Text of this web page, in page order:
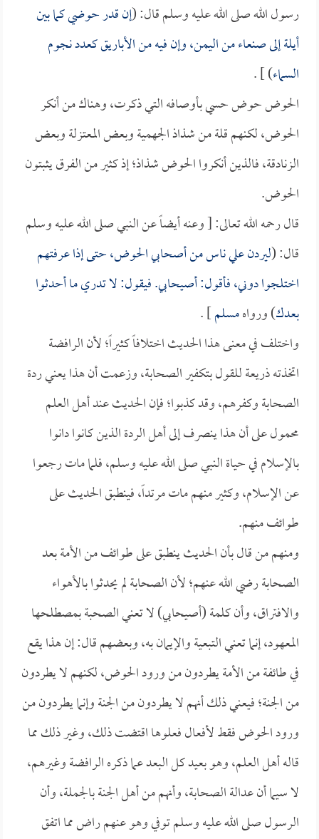
رسول الله صلى الله عليه وسلم قال: (إن قدر حوضي كما بين
أيلة إلى صنعاء من اليمن، وإن فيه من الأباريق كعدد نجوم
السماء) ] .
الحوض حوض حسي بأوصافه التي ذكرت، وهناك من أنكر
الحوض، لكنهم قلة من شذاذ الجهمية وبعض المعتزلة وبعض
الزنادقة، فالذين أنكروا الحوض شذاذ؛ إذ كثير من الفرق يثبتون
الحوض.
قال رحمه الله تعالى: [ وعنه أيضاً عن النبي صلى الله عليه وسلم
قال: (ليردن علي ناس من أصحابي الحوض، حتى إذا عرفتهم
اختلجوا دوني، فأقول: أصيحابي. فيقول: لا تدري ما أحدثوا
بعدك) ورواهمسلم] .
واختلف في معنى هذا الحديث اختلافاً كثيراً؛ لأن الرافضة
اتخذته ذريعة للقول بتكفير الصحابة، وزعمت أن هذا يعني ردة
الصحابة وكفرهم، وقد كذبوا؛ فإن الحديث عند أهل العلم
محمول على أن هذا ينصرف إلى أهل الردة الذين كانوا دانوا
بالإسلام في حياة النبي صلى الله عليه وسلم، فلما مات رجعوا
عن الإسلام، وكثير منهم مات مرتداً، فينطبق الحديث على
طوائف منهم.
ومنهم من قال بأن الحديث ينطبق على طوائف من الأمة بعد
الصحابة رضي الله عنهم؛ لأن الصحابة لم يحدثوا بالأهواء
والافتراق، وأن كلمة (أصيحابي) لا تعني الصحبة بمصطلحها
المعهود، إنما تعني التبعية والإيمان به، وبعضهم قال: إن هذا يقع
في طائفة من الأمة يطردون من ورود الحوض، لكنهم لا يطردون
من الجنة؛ فيعني ذلك أنهم لا يطردون من الجنة وإنما يطردون من
ورود الحوض فقط لأفعال فعلوها اقتضت ذلك، وغير ذلك مما
قاله أهل العلم، وهو بعيد كل البعد عما ذكره الرافضة وغيرهم،
لا سيما أن عدالة الصحابة، وأنهم من أهل الجنة بالجملة، وأن
الرسول صلى الله عليه وسلم توفي وهو عنهم راض مما اتفق